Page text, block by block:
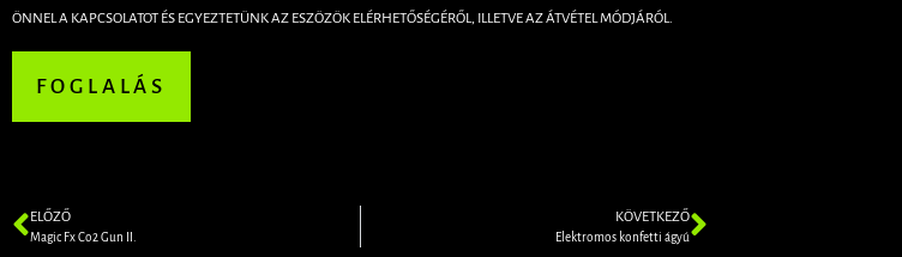
ÖNNEL A KAPCSOLATOT ÉS EGYEZTETÜNK AZ ESZÖZÖK ELÉRHETŐSÉGÉRŐL, ILLETVE AZ ÁTVÉTEL MÓDJÁRÓL.
FOGLALÁS
ELŐZŐ
Magic Fx Co2 Gun II.
KÖVETKEZŐ
Elektromos konfetti ágyú